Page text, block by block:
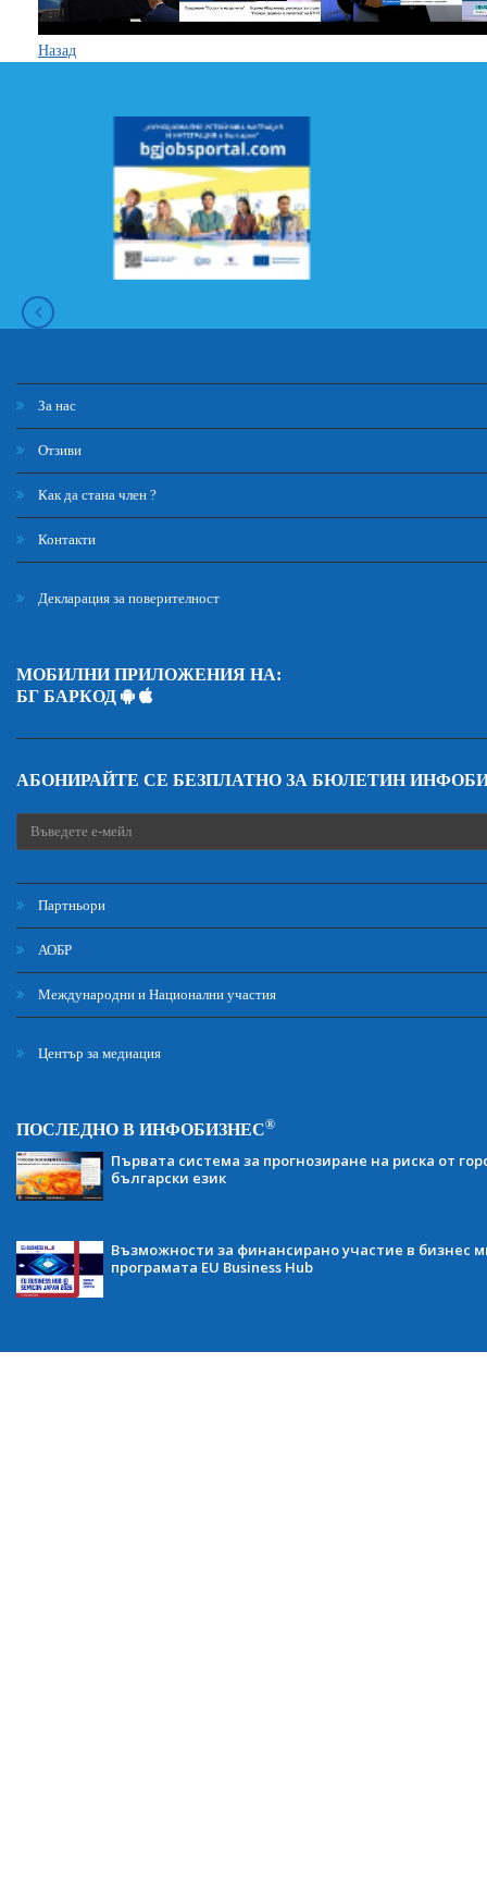
Назад
За нас
Отзиви
Как да стана член ?
Контакти
Декларация за поверителност
МОБИЛНИ ПРИЛОЖЕНИЯ НА:
БГ БАРКОД
АБОНИРАЙТЕ СЕ БЕЗПЛАТНО ЗА БЮЛЕТИН
Партньори
АОБР
Международни и Национални участия
Център за медиация
ПОСЛЕДНО В ИНФОБИЗНЕС®
Първата система за прогнозиране на риска от
български език
Възможности за финансирано участие в бизнес
програмата EU Business Hub